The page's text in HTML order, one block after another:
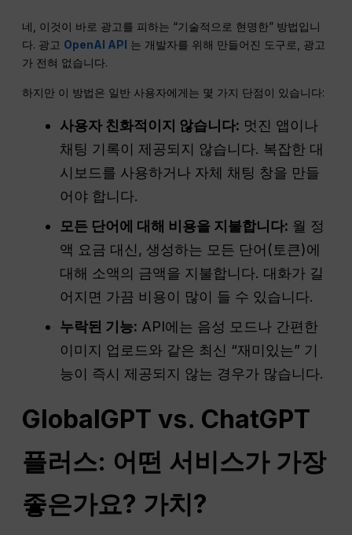
네, 이것이 바로 광고를 피하는 “기술적으로 현명한” 방법입니
다. 광고 OpenAI API 는 개발자를 위해 만들어진 도구로, 광고
가 전혀 없습니다.
하지만 이 방법은 일반 사용자에게는 몇 가지 단점이 있습니다:
사용자 친화적이지 않습니다: 멋진 앱이나
채팅 기록이 제공되지 않습니다. 복잡한 대
시보드를 사용하거나 자체 채팅 창을 만들
어야 합니다.
모든 단어에 대해 비용을 지불합니다: 월 정
액 요금 대신, 생성하는 모든 단어(토큰)에
대해 소액의 금액을 지불합니다. 대화가 길
어지면 가끔 비용이 많이 들 수 있습니다.
누락된 기능: API에는 음성 모드나 간편한
이미지 업로드와 같은 최신 “재미있는” 기
능이 즉시 제공되지 않는 경우가 많습니다.
GlobalGPT vs. ChatGPT
플러스: 어떤 서비스가 가장
좋은가요? 가치?